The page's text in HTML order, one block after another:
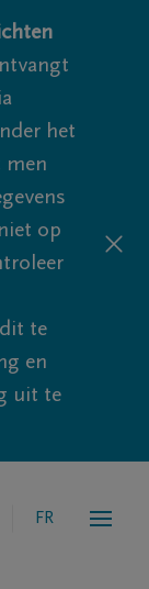
het
men
op
te
en
uit te
FR